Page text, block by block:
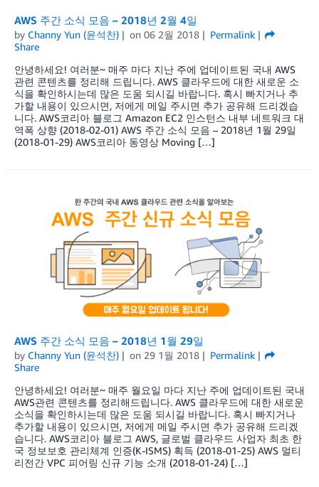
AWS 주간 소식 모음 – 2018년 2월 4일
by Channy Yun (윤석찬) on 06 2월 2018
Permalink
Share
안녕하세요! 여러분~ 매주 마다 지난 주에 업데이트된 국내 AWS
관련 콘텐츠를 정리해 드립니다. AWS 클라우드에 대한 새로운 소
식을 확인하시는데 많은 도움 되시길 바랍니다. 혹시 빠지거나 추
가할 내용이 있으시면, 저에게 메일 주시면 추가 공유해 드리겠습
니다. AWS코리아 블로그 Amazon EC2 인스턴스 내부 네트워크 대
역폭 상향 (2018-02-01) AWS 주간 소식 모음 – 2018년 1월 29일
(2018-01-29) AWS코리아 동영상 Moving […]
AWS 주간 소식 모음 – 2018년 1월 29일
by Channy Yun (윤석찬) on 29 1월 2018
Permalink
Share
안녕하세요! 여러분~ 매주 월요일 마다 지난 주에 업데이트된 국내
AWS관련 콘텐츠를 정리해드립니다. AWS 클라우드에 대한 새로운
소식을 확인하시는데 많은 도움 되시길 바랍니다. 혹시 빠지거나
추가할 내용이 있으시면, 저에게 메일 주시면 추가 공유해 드리겠
습니다. AWS코리아 블로그 AWS, 글로벌 클라우드 사업자 최초 한
국 정보보호 관리체계 인증(K-ISMS) 획득 (2018-01-25) AWS 멀티
리전간 VPC 피어링 신규 기능 소개 (2018-01-24) […]